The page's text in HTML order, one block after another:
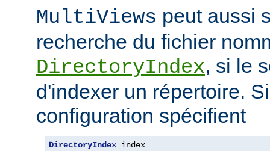
MultiViews peut aussi
recherche du fichier
DirectoryIndex, si le
d'indexer un répertoire.
configuration spécifient
DirectoryIndex index